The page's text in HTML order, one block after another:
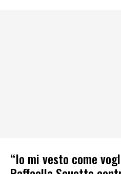
“Io mi vesto come